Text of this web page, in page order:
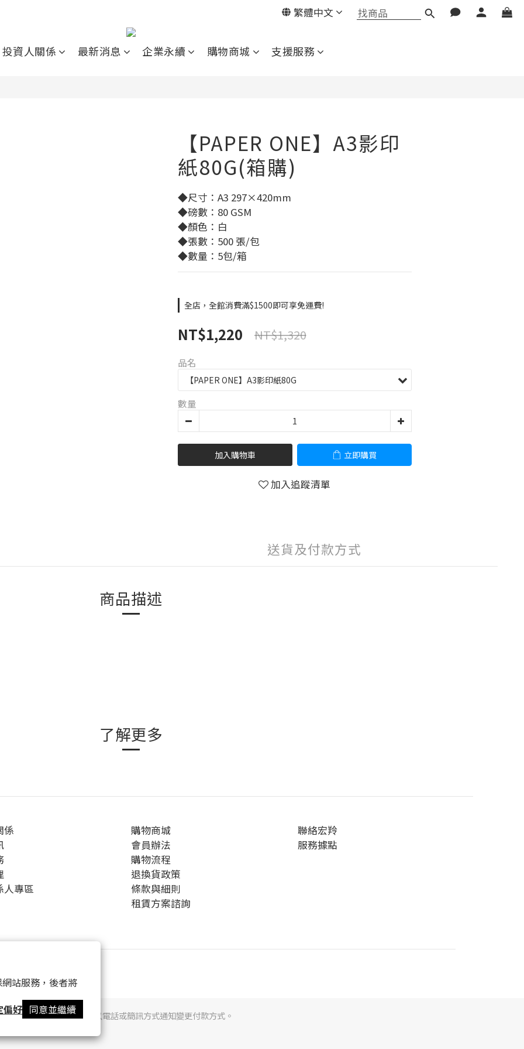
站服務，後者將
偏好 同意並繼續
繁體中文
投資人關係 最新消息 企業永續 購物商城 支援服務
【PAPER ONE】A3影印
紙80G(箱購)
◆尺寸：A3 297×420mm
◆磅數：80 GSM
◆顏色：白
◆張數：500 張/包
◆數量：5包/箱
全店，全館消費滿$1500即可享免運費!
NT$1,220 NT$1,320
品名
數量
加入購物車 立即購買
加入追蹤清單
送貨及付款方式
商品描述
了解更多
立即購買
係
人專區
購物商城
會員辦法
購物流程
退換貨政策
條款與細則
租賃方案諮詢
聯絡宏羚
服務據點
提醒您，我們不會以電話或簡訊方式通知變更付款方式。